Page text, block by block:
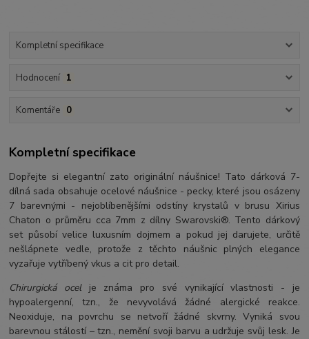
Kompletní specifikace
Hodnocení 1
Komentáře 0
Kompletní specifikace
Dopřejte si elegantní zato originální náušnice! Tato dárková 7-
dílná sada obsahuje ocelové náušnice - pecky, které jsou osázeny
7 barevnými - nejoblíbenějšími odstíny krystalů v brusu Xirius
Chaton o průměru cca 7mm z dílny Swarovski®. Tento dárkový
set působí velice luxusním dojmem a pokud jej darujete, určitě
nešlápnete vedle, protože z těchto náušnic plných elegance
vyzařuje vytříbený vkus a cit pro detail.
Chirurgická ocelje známa pro své vynikající vlastnosti - je
hypoalergenní, tzn., že nevyvolává žádné alergické reakce.
Neoxiduje, na povrchu se netvoří žádné skvrny. Vyniká svou
barevnou stálostí – tzn., nemění svoji barvu a udržuje svůj lesk. Je